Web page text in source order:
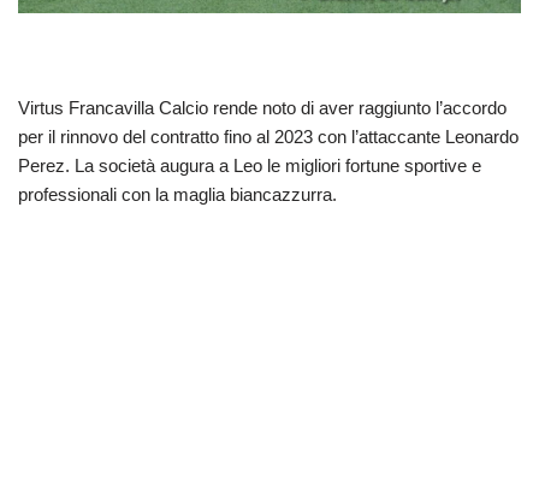
Virtus Francavilla Calcio rende noto di aver raggiunto l’accordo
per il rinnovo del contratto fino al 2023 con l’attaccante Leonardo
Perez. La società augura a Leo le migliori fortune sportive e
professionali con la maglia biancazzurra.